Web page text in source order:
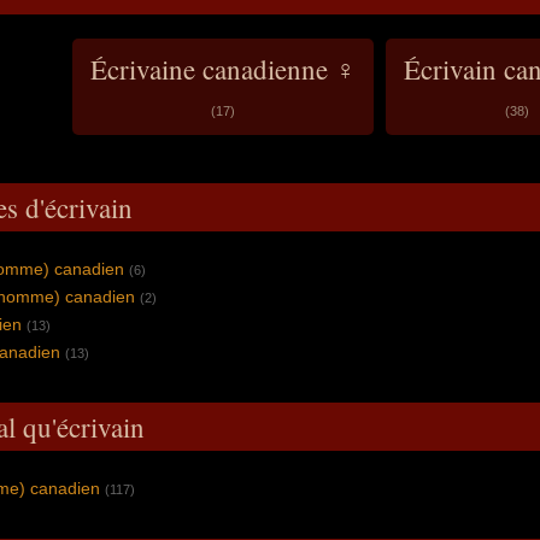
Écrivaine canadienne ♀
(17)
Écrivain
(38)
d'écrivain
canadien (6)
canadien (2)
(13)
(13)
qu'écrivain
canadien (117)